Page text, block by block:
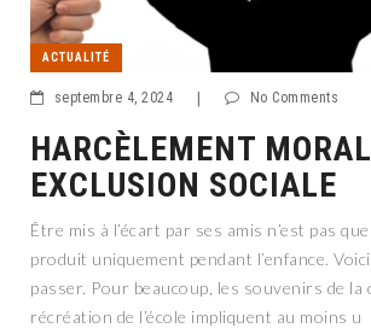
ACTUALITÉ
septembre 4, 2024 | No Comments
HARCÈLEMENT
EXCLUSION SOCIALE
Être mis à l’écart par ses amis n’est pas
produit uniquement pendant l’enfance.
passer. Pour beaucoup, les souvenirs de la
récréation de l’école impliquent au moins u